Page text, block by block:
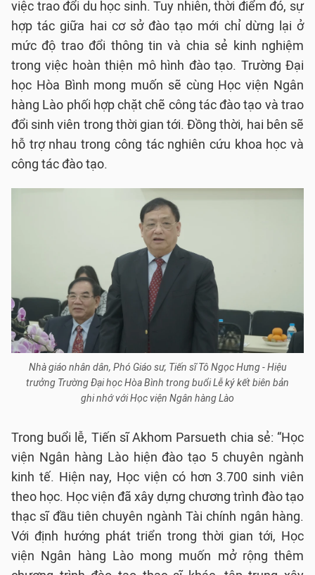
việc trao đổi du học sinh. Tuy nhiên, thời điểm đó, sự
hợp tác giữa hai cơ sở đào tạo mới chỉ dừng lại ở
mức độ trao đổi thông tin và chia sẻ kinh nghiệm
trong việc hoàn thiện mô hình đào tạo. Trường Đại
học Hòa Bình mong muốn sẽ cùng Học viện Ngân
hàng Lào phối hợp chặt chẽ công tác đào tạo và trao
đổi sinh viên trong thời gian tới. Đồng thời, hai bên sẽ
hỗ trợ nhau trong công tác nghiên cứu khoa học và
công tác đào tạo.
Nhà giáo nhân dân, Phó Giáo sư, Tiến sĩ Tô Ngọc Hưng - Hiệu
trưởng Trường Đại học Hòa Bình trong buổi Lễ ký kết biên bản
ghi nhớ với Học viện Ngân hàng Lào
Trong buổi lễ, Tiến sĩ Akhom Parsueth chia sẻ: “Học
viện Ngân hàng Lào hiện đào tạo 5 chuyên ngành
kinh tế. Hiện nay, Học viện có hơn 3.700 sinh viên
theo học. Học viện đã xây dựng chương trình đào tạo
thạc sĩ đầu tiên chuyên ngành Tài chính ngân hàng.
Với định hướng phát triển trong thời gian tới, Học
viện Ngân hàng Lào mong muốn mở rộng thêm